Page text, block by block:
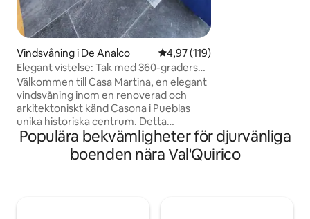
Vindsvåning i De Analco 4,97 av 5 i genomsnittligt
4,97 (119)
Elegant vistelse: Tak med 360-graders
utsikt, luftkonditionering och parkering
Välkommen till Casa Martina, en elegant
vindsvåning inom en renoverad och
arkitektoniskt känd Casona i Pueblas
unika historiska centrum. Detta
utrymme på 3 våningar erbjuder allt du
behöver för en minnesvärd vistelse: En
kingsize-säng med 60-tums-TV +
Populära bekvämligheter för djurvänliga
boenden nära Val'Quirico